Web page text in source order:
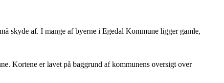
skyde af. I mange af byerne i Egedal Kommune ligger gamle,
Kortene er lavet på baggrund af kommunens oversigt over